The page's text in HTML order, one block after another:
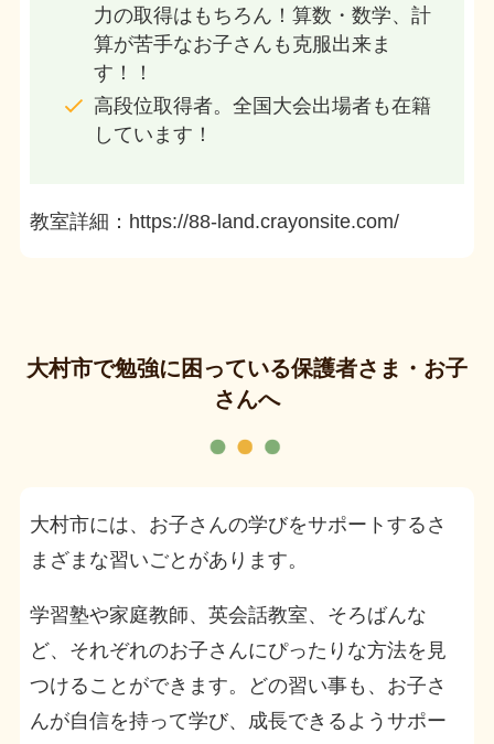
力の取得はもちろん！算数・数学、計
算が苦手なお子さんも克服出来ま
す！！
高段位取得者。全国大会出場者も在籍
しています！
教室詳細：https://88-land.crayonsite.com/
大村市で勉強に困っている保護者さま・お子
さんへ
大村市には、お子さんの学びをサポートするさ
まざまな習いごとがあります。
学習塾や家庭教師、英会話教室、そろばんな
ど、それぞれのお子さんにぴったりな方法を見
つけることができます。どの習い事も、お子さ
んが自信を持って学び、成長できるようサポー